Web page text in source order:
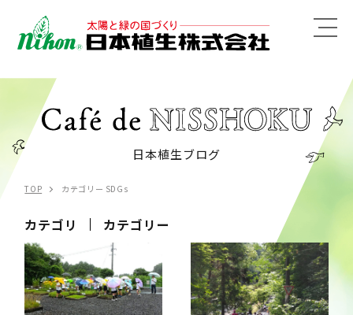
MENU
日本植生ブログ
TOP カテゴリー SDGs
カテゴリ カテゴリー